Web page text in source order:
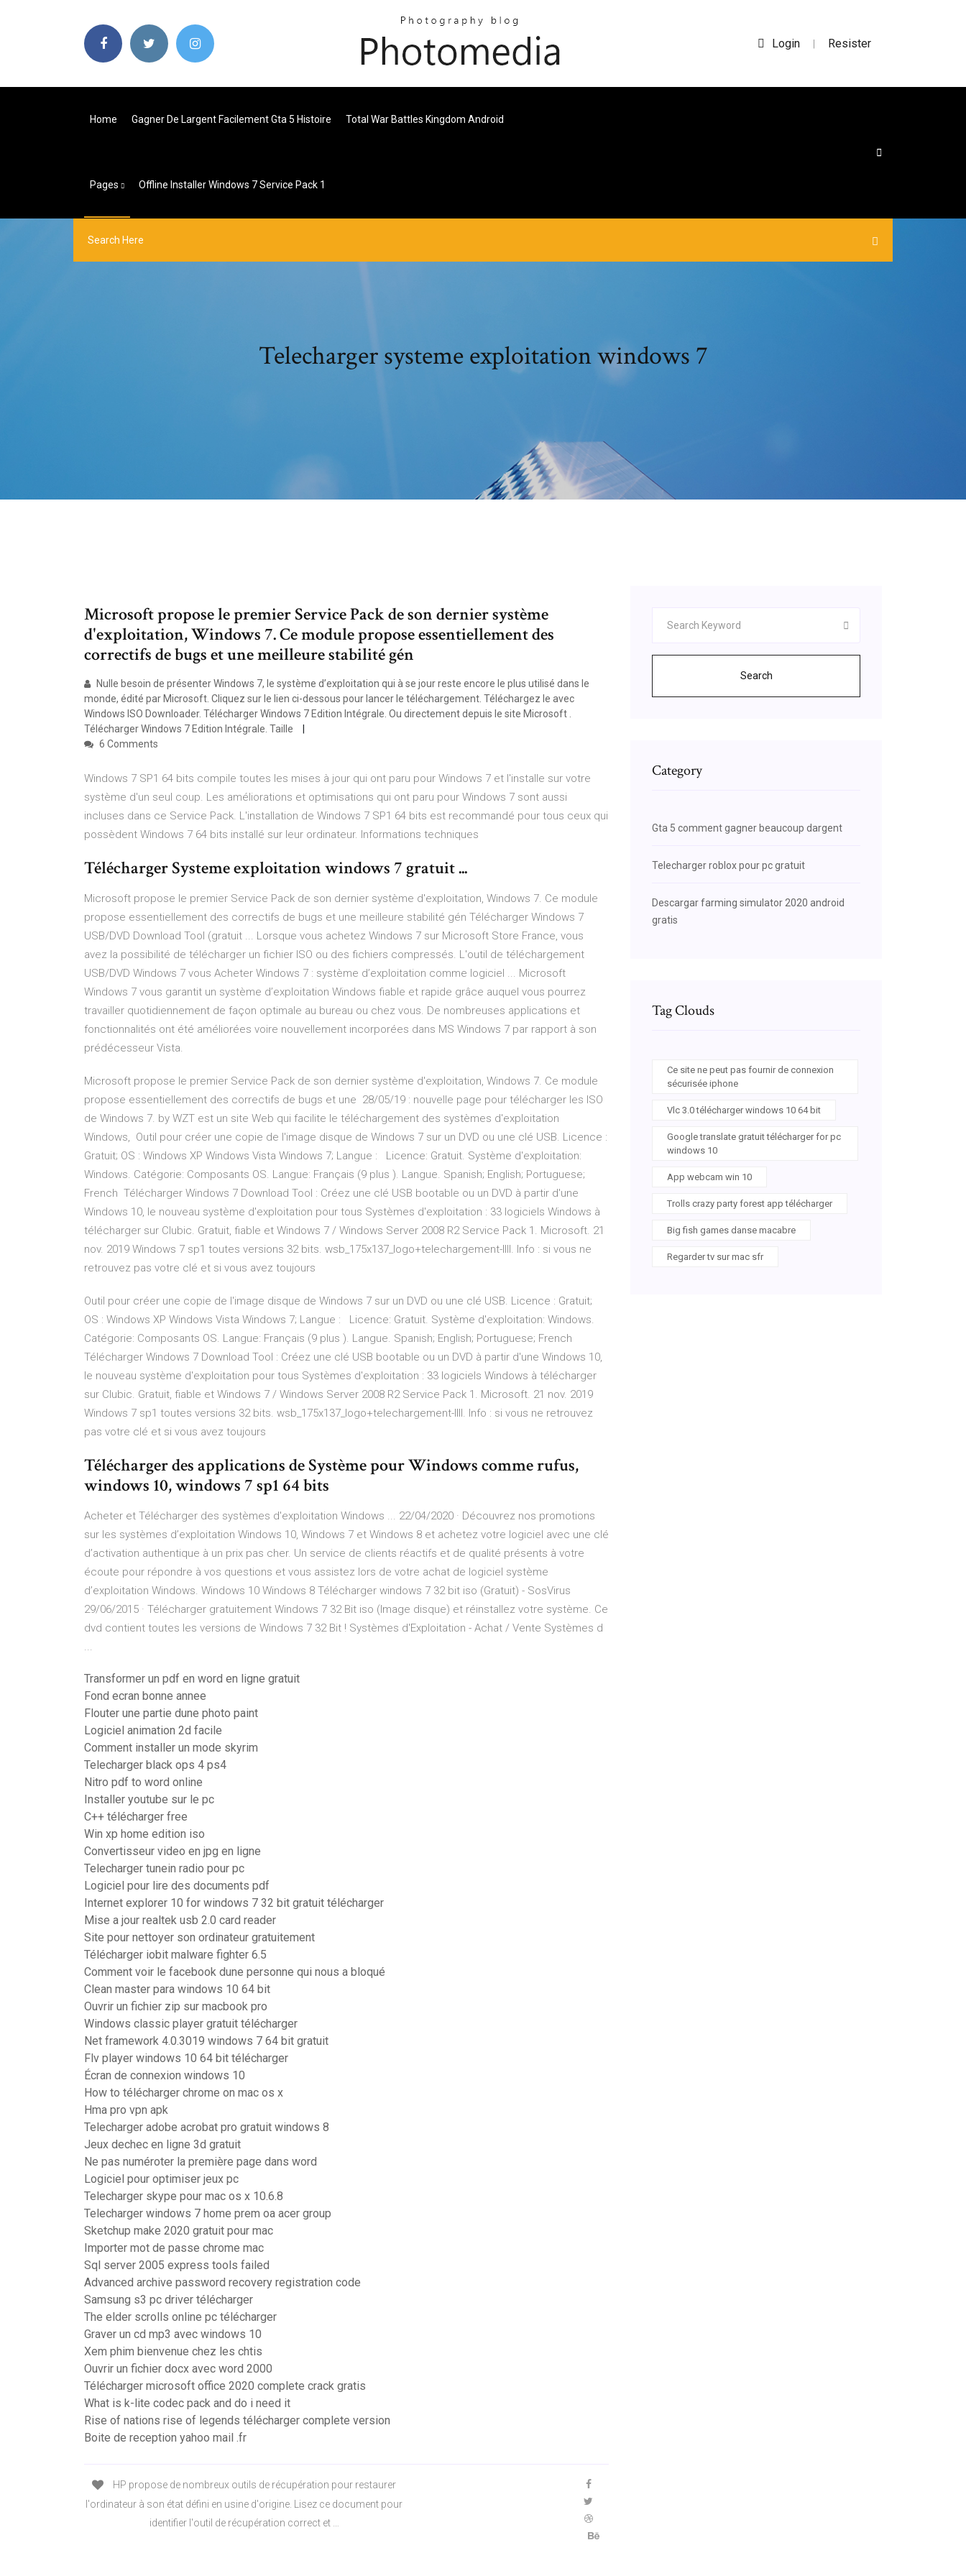
Login | Resister
Home Gagner De Largent Facilement Gta 5 Histoire Total War Battles Kingdom Android
Pages Offline Installer Windows 7 Service Pack 1
Telecharger systeme exploitation windows 7
Microsoft propose le premier Service Pack de son dernier système
d'exploitation, Windows 7. Ce module propose essentiellement des
correctifs de bugs et une meilleure stabilité gén
Nulle besoin de présenter Windows 7, le système d’exploitation qui à se jour reste encore le plus utilisé dans le
monde, édité par Microsoft. Cliquez sur le lien ci-dessous pour lancer le téléchargement. Téléchargez le avec
Windows ISO Downloader. Télécharger Windows 7 Edition Intégrale. Ou directement depuis le site Microsoft .
Télécharger Windows 7 Edition Intégrale. Taille
6 Comments
Windows 7 SP1 64 bits compile toutes les mises à jour qui ont paru pour Windows 7 et l'installe sur votre
système d'un seul coup. Les améliorations et optimisations qui ont paru pour Windows 7 sont aussi
incluses dans ce Service Pack. L'installation de Windows 7 SP1 64 bits est recommandé pour tous ceux qui
possèdent Windows 7 64 bits installé sur leur ordinateur. Informations techniques
Télécharger Systeme exploitation windows 7 gratuit ...
Microsoft propose le premier Service Pack de son dernier système d'exploitation, Windows 7. Ce module
propose essentiellement des correctifs de bugs et une meilleure stabilité gén Télécharger Windows 7
USB/DVD Download Tool (gratuit ... Lorsque vous achetez Windows 7 sur Microsoft Store France, vous
avez la possibilité de télécharger un fichier ISO ou des fichiers compressés. L'outil de téléchargement
USB/DVD Windows 7 vous Acheter Windows 7 : système d’exploitation comme logiciel ... Microsoft
Windows 7 vous garantit un système d’exploitation Windows fiable et rapide grâce auquel vous pourrez
travailler quotidiennement de façon optimale au bureau ou chez vous. De nombreuses applications et
fonctionnalités ont été améliorées voire nouvellement incorporées dans MS Windows 7 par rapport à son
prédécesseur Vista.
Microsoft propose le premier Service Pack de son dernier système d'exploitation, Windows 7. Ce module
propose essentiellement des correctifs de bugs et une 28/05/19 : nouvelle page pour télécharger les ISO
de Windows 7. by WZT est un site Web qui facilite le téléchargement des systèmes d'exploitation
Windows, Outil pour créer une copie de l'image disque de Windows 7 sur un DVD ou une clé USB. Licence :
Gratuit; OS : Windows XP Windows Vista Windows 7; Langue : Licence: Gratuit. Système d'exploitation:
Windows. Catégorie: Composants OS. Langue: Français (9 plus ). Langue. Spanish; English; Portuguese;
French Télécharger Windows 7 Download Tool : Créez une clé USB bootable ou un DVD à partir d'une
Windows 10, le nouveau système d'exploitation pour tous Systèmes d'exploitation : 33 logiciels Windows à
télécharger sur Clubic. Gratuit, fiable et Windows 7 / Windows Server 2008 R2 Service Pack 1. Microsoft. 21
nov. 2019 Windows 7 sp1 toutes versions 32 bits. wsb_175x137_logo+telechargement-IIII. Info : si vous ne
retrouvez pas votre clé et si vous avez toujours
Outil pour créer une copie de l'image disque de Windows 7 sur un DVD ou une clé USB. Licence : Gratuit;
OS : Windows XP Windows Vista Windows 7; Langue : Licence: Gratuit. Système d'exploitation: Windows.
Catégorie: Composants OS. Langue: Français (9 plus ). Langue. Spanish; English; Portuguese; French
Télécharger Windows 7 Download Tool : Créez une clé USB bootable ou un DVD à partir d'une Windows 10,
le nouveau système d'exploitation pour tous Systèmes d'exploitation : 33 logiciels Windows à télécharger
sur Clubic. Gratuit, fiable et Windows 7 / Windows Server 2008 R2 Service Pack 1. Microsoft. 21 nov. 2019
Windows 7 sp1 toutes versions 32 bits. wsb_175x137_logo+telechargement-IIII. Info : si vous ne retrouvez
pas votre clé et si vous avez toujours
Télécharger des applications de Système pour Windows comme rufus,
windows 10, windows 7 sp1 64 bits
Acheter et Télécharger des systèmes d'exploitation Windows ... 22/04/2020 · Découvrez nos promotions
sur les systèmes d’exploitation Windows 10, Windows 7 et Windows 8 et achetez votre logiciel avec une clé
d’activation authentique à un prix pas cher. Un service de clients réactifs et de qualité présents à votre
écoute pour répondre à vos questions et vous assistez lors de votre achat de logiciel système
d’exploitation Windows. Windows 10 Windows 8 Télécharger windows 7 32 bit iso (Gratuit) - SosVirus
29/06/2015 · Télécharger gratuitement Windows 7 32 Bit iso (Image disque) et réinstallez votre système. Ce
dvd contient toutes les versions de Windows 7 32 Bit ! Systèmes d'Exploitation - Achat / Vente Systèmes d
...
Transformer un pdf en word en ligne gratuit
Fond ecran bonne annee
Flouter une partie dune photo paint
Logiciel animation 2d facile
Comment installer un mode skyrim
Telecharger black ops 4 ps4
Nitro pdf to word online
Installer youtube sur le pc
C++ télécharger free
Win xp home edition iso
Convertisseur video en jpg en ligne
Telecharger tunein radio pour pc
Logiciel pour lire des documents pdf
Internet explorer 10 for windows 7 32 bit gratuit télécharger
Mise a jour realtek usb 2.0 card reader
Site pour nettoyer son ordinateur gratuitement
Télécharger iobit malware fighter 6.5
Comment voir le facebook dune personne qui nous a bloqué
Clean master para windows 10 64 bit
Ouvrir un fichier zip sur macbook pro
Windows classic player gratuit télécharger
Net framework 4.0.3019 windows 7 64 bit gratuit
Flv player windows 10 64 bit télécharger
Écran de connexion windows 10
How to télécharger chrome on mac os x
Hma pro vpn apk
Telecharger adobe acrobat pro gratuit windows 8
Jeux dechec en ligne 3d gratuit
Ne pas numéroter la première page dans word
Logiciel pour optimiser jeux pc
Telecharger skype pour mac os x 10.6.8
Telecharger windows 7 home prem oa acer group
Sketchup make 2020 gratuit pour mac
Importer mot de passe chrome mac
Sql server 2005 express tools failed
Advanced archive password recovery registration code
Samsung s3 pc driver télécharger
The elder scrolls online pc télécharger
Graver un cd mp3 avec windows 10
Xem phim bienvenue chez les chtis
Ouvrir un fichier docx avec word 2000
Télécharger microsoft office 2020 complete crack gratis
What is k-lite codec pack and do i need it
Rise of nations rise of legends télécharger complete version
Boite de reception yahoo mail .fr
HP propose de nombreux outils de récupération pour restaurer
l'ordinateur à son état défini en usine d'origine. Lisez ce document pour
identifier l'outil de récupération correct et …
Search
Category
Gta 5 comment gagner beaucoup dargent
Telecharger roblox pour pc gratuit
Descargar farming simulator 2020 android
gratis
Tag Clouds
Ce site ne peut pas fournir de connexion
sécurisée iphone
Vlc 3.0 télécharger windows 10 64 bit
Google translate gratuit télécharger for pc
windows 10
App webcam win 10
Trolls crazy party forest app télécharger
Big fish games danse macabre
Regarder tv sur mac sfr